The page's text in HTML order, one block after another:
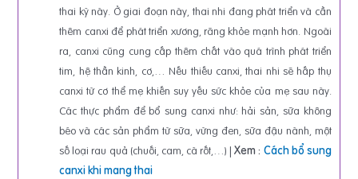
thai kỳ này. Ở giai đoạn này, thai nhi đang phát triển và cần
thêm canxi để phát triển xương, răng khỏe mạnh hơn. Ngoài
ra, canxi cũng cung cấp thêm chất vào quá trình phát triển
tim, hệ thần kinh, cơ,… Nếu thiếu canxi, thai nhi sẽ hấp thụ
canxi từ cơ thể mẹ khiến suy yếu sức khỏe của mẹ sau này.
Các thực phẩm để bổ sung canxi như: hải sản, sữa không
béo và các sản phẩm từ sữa, vừng đen, sữa đậu nành, một
số loại rau quả (chuối, cam, cà rốt,…) |Xem : Cách bổ sung
canxi khi mang thai